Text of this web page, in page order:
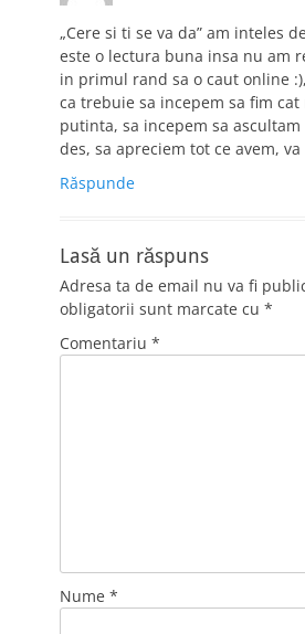
„Cere si ti se va da” am inteles
este o lectura buna insa nu am
in primul rand sa o caut online
ca trebuie sa incepem sa fim
putinta, sa incepem sa
des, sa apreciem tot ce avem,
Răspunde
Lasă un răspuns
Adresa ta de email nu va fi
obligatorii sunt marcate cu *
Comentariu *
Nume *